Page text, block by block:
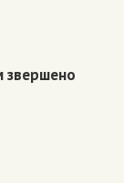
звершено